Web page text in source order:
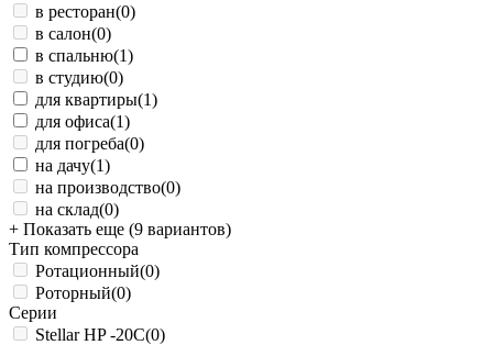
в ресторан(0)
в салон(0)
в спальню(1)
в студию(0)
для квартиры(1)
для офиса(1)
для погреба(0)
на дачу(1)
на производство(0)
на склад(0)
+ Показать еще (9 вариантов)
Тип компрессора
Ротационный(0)
Роторный(0)
Серии
Stellar HP -20С(0)